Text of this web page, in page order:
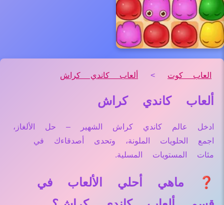
العاب كوت > ألعاب كاندي كراش
ألعاب كاندي كراش
ادخل عالم كاندي كراش الشهير – حل الألغاز،
اجمع الحلويات الملونة، وتحدى أصدقاءك في
مئات المستويات المسلية.
❓ ماهي أحلي الألعاب في